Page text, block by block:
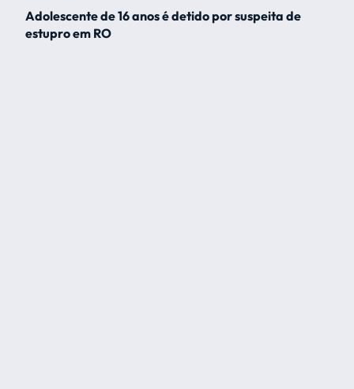
Adolescente de 16 anos é detido por suspeita de
estupro em RO